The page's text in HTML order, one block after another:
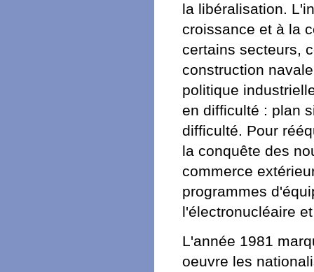
la libéralisation.
croissance et à la
certains secteurs,
construction
politique
en difficulté : plan
difficulté. Pour
la conquête des
commerce
programmes
l'électronucléaire
L'année 1981
oeuvre les